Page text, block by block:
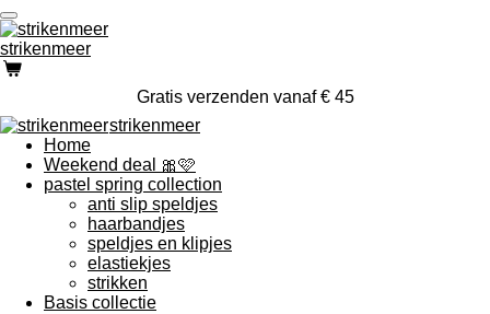
Ga
direct
naar
de
strikenmeer
Gratis verzenden vanaf € 45
strikenmeer
Home
Weekend deal 🎀🩷
pastel spring collection
anti slip speldjes
haarbandjes
speldjes en klipjes
elastiekjes
strikken
Basis collectie